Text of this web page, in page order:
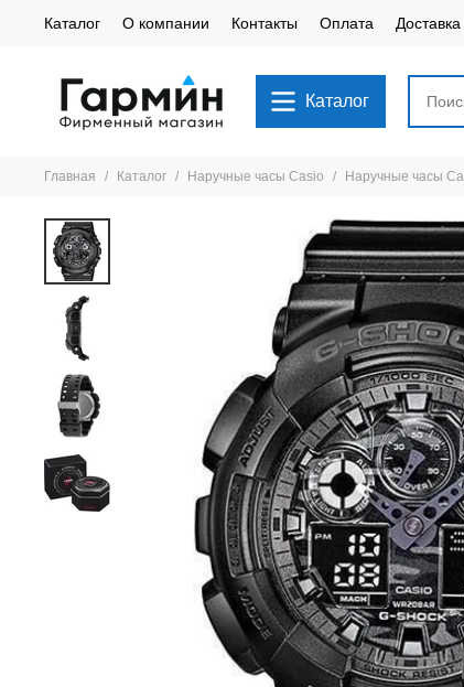
Каталог О компании Контакты Оплата Доставка
Каталог
Главная Каталог Наручные часы Casio Наручные часы